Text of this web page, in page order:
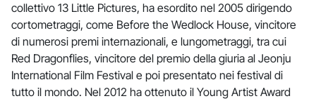
collettivo 13 Little Pictures, ha esordito nel 2005 dirigendo
cortometraggi, come Before the Wedlock House, vincitore
di numerosi premi internazionali, e lungometraggi, tra cui
Red Dragonflies, vincitore del premio della giuria al Jeonju
International Film Festival e poi presentato nei festival di
tutto il mondo. Nel 2012 ha ottenuto il Young Artist Award